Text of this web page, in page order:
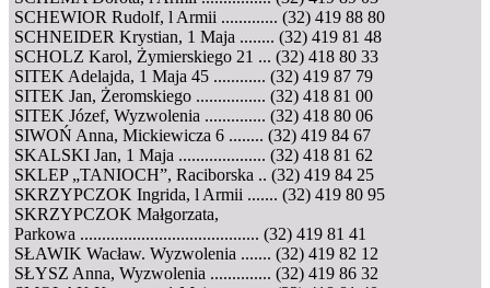
SCHEWIOR Rudolf, l Armii ............. (32) 419 88 80
SCHNEIDER Krystian, 1 Maja ........ (32) 419 81 48
SCHOLZ Karol, Żymierskiego 21 ... (32) 418 80 33
SITEK Adelajda, 1 Maja 45 ............ (32) 419 87 79
SITEK Jan, Żeromskiego ................ (32) 418 81 00
SITEK Józef, Wyzwolenia .............. (32) 418 80 06
SIWOŃ Anna, Mickiewicza 6 ........ (32) 419 84 67
SKALSKI Jan, 1 Maja .................... (32) 418 81 62
SKLEP „TANIOCH”, Raciborska .. (32) 419 84 25
SKRZYPCZOK Ingrida, l Armii ....... (32) 419 80 95
SKRZYPCZOK Małgorzata,
Parkowa ......................................... (32) 419 81 41
SŁAWIK Wacław. Wyzwolenia ....... (32) 419 82 12
SŁYSZ Anna, Wyzwolenia .............. (32) 419 86 32